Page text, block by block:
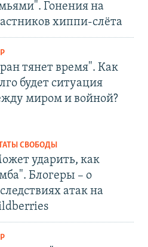
Гонения на
хиппи-слёта
тянет время". Как
будет ситуация
миром и войной?
СВОБОДЫ
ударить, как
Блогеры – о
атак на